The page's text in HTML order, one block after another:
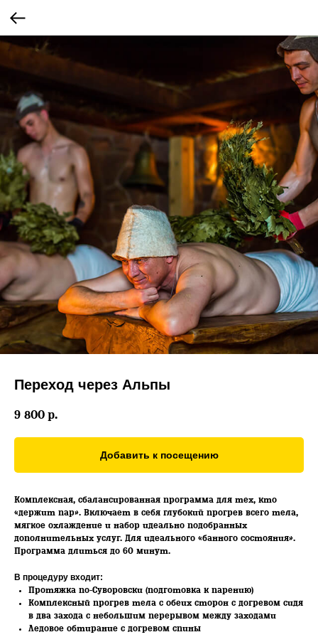
Переход через Альпы
9 800 р.
Добавить к посещению
Комплексная, сбалансированная программа для тех, кто
«держит пар». Включает в себя глубокий прогрев всего тела,
мягкое охлаждение и набор идеально подобранных
дополнительных услуг. Для идеального «банного состояния».
Программа длиться до 60 минут.
В процедуру входит:
Протяжка по-Суворовски (подготовка к парению)
Комплексный прогрев тела с обеих сторон с догревом сидя
в два захода с небольшим перерывом между заходами
Ледовое обтирание с догревом спины